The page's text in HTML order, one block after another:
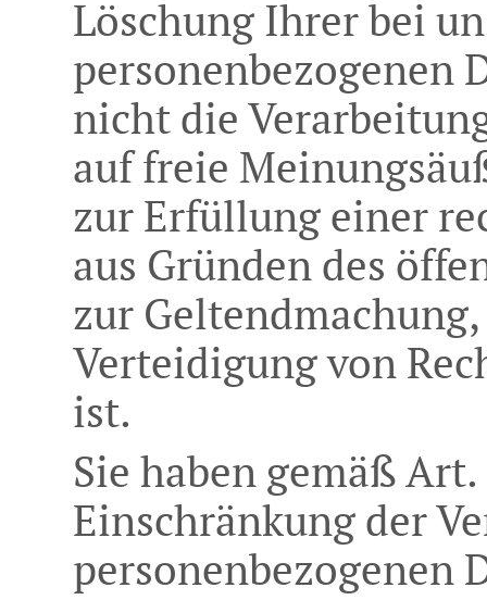
Löschung Ihrer bei
personenbezogenen
nicht die
auf freie
zur Erfüllung einer
aus Gründen des
zur
Verteidigung von
ist.
Sie haben gemäß Art.
Einschränkung der
personenbezogenen